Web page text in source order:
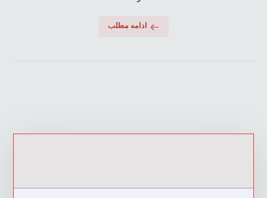
ادامه مطلب